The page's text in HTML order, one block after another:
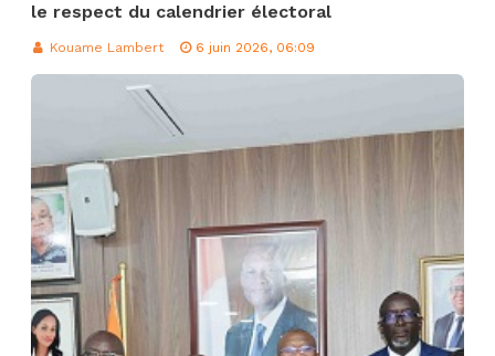
le respect du calendrier électoral
Kouame Lambert 6 juin 2026, 06:09